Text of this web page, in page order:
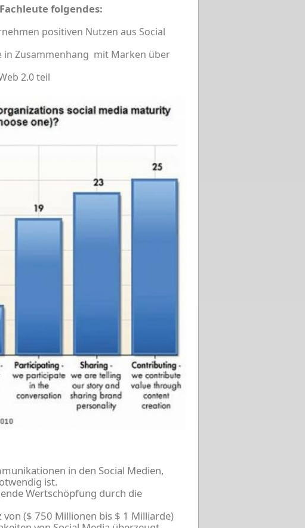
folgendes:
positiven Nutzen aus Social
in Zusammenhang mit Marken über
2.0 teil
in den Social Medien,
ist.
Wertschöpfung durch die
($ 750 Millionen bis $ 1 Milliarde)